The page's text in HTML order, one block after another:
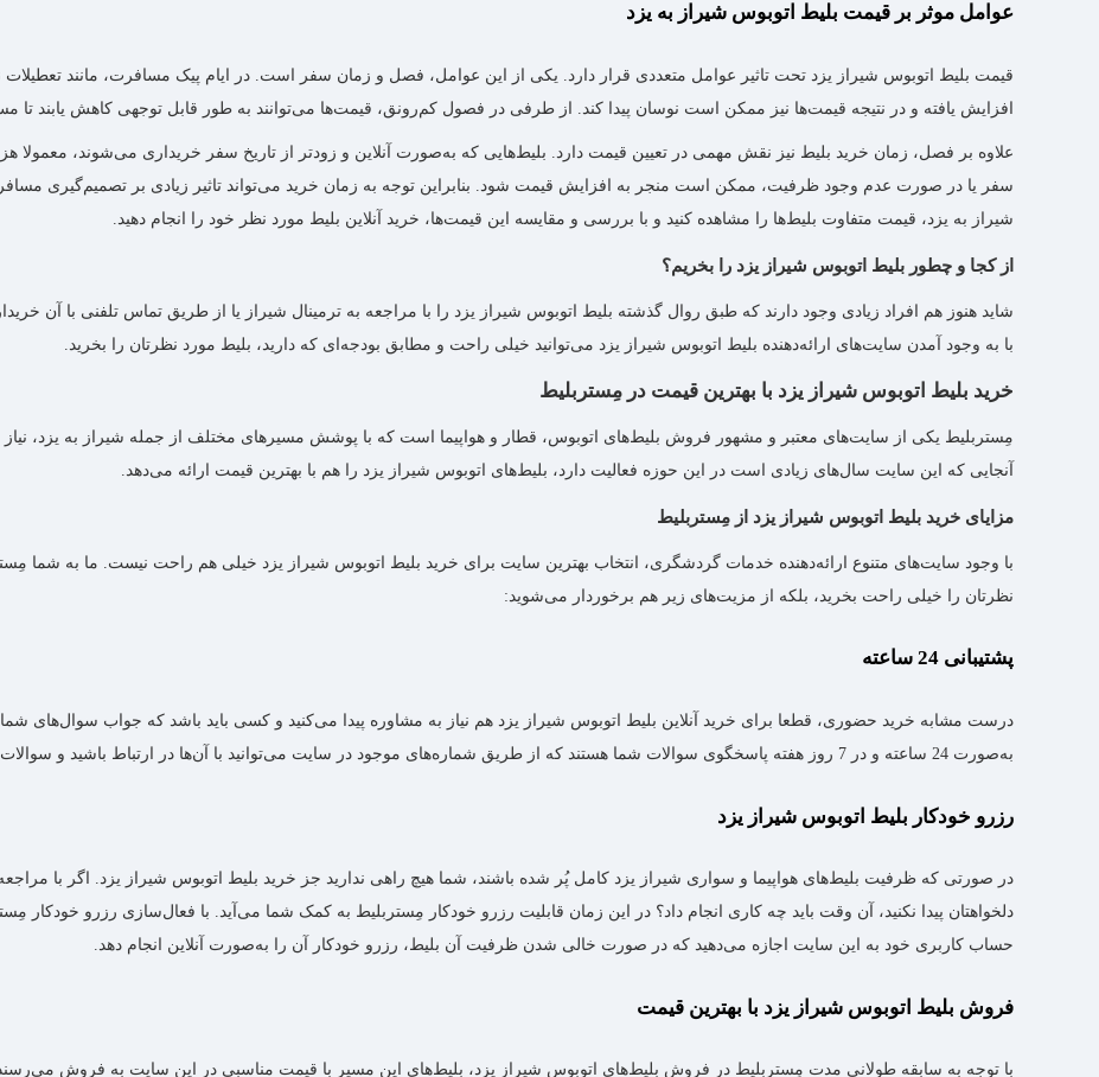
عوامل موثر بر قیمت بلیط اتوبوس شیراز به یزد
قیمت بلیط اتوبوس شیراز یزد تحت تاثیر عوامل متعددی قرار دارد. یکی از این عوامل، فصل و زمان سفر است. در ایام پیک مسافرت، مانند تعطیلات
افزایش یافته و در نتیجه قیمت‌ها نیز ممکن است نوسان پیدا کند. از طرفی در فصول کم‌رونق، قیمت‌ها می‌توانند به طور قابل توجهی کاهش یابند تا
علاوه بر فصل، زمان خرید بلیط نیز نقش مهمی در تعیین قیمت دارد. بلیط‌هایی که به‌‌صورت آنلاین و زودتر از تاریخ سفر خریداری می‌شوند، معمولا
سفر یا در صورت عدم وجود ظرفیت، ممکن است منجر به افزایش قیمت شود. بنابراین توجه به زمان خرید می‌تواند تاثیر زیادی بر تصمیم‌گیری
شیراز به یزد، قیمت متفاوت بلیط‌ها را مشاهده کنید و با بررسی و مقایسه این قیمت‌ها، خرید آنلاین بلیط مورد نظر خود را انجام دهید.
از کجا و چطور بلیط اتوبوس شیراز یزد را بخریم؟
شاید هنوز هم افراد زیادی وجود دارند که طبق روال گذشته بلیط اتوبوس شیراز یزد را با مراجعه به ترمینال شیراز یا از طریق تماس تلفنی با آن
با به وجود آمدن سایت‌های ارائه‌دهنده بلیط اتوبوس شیراز یزد می‌توانید خیلی راحت و مطابق بودجه‌ای که دارید، بلیط مورد نظرتان را بخرید.
خرید بلیط اتوبوس شیراز یزد با بهترین قیمت در مِستربلیط
مِستربلیط یکی از سایت‌های معتبر و مشهور فروش بلیط‌های اتوبوس، قطار و هواپیما است که با پوشش مسیرهای مختلف از جمله شیراز به یزد،
آنجایی که این سایت سال‌های زیادی است در این حوزه فعالیت دارد، بلیط‌های اتوبوس شیراز یزد را هم با بهترین قیمت ارائه می‌دهد.
مزایای خرید بلیط اتوبوس شیراز یزد از مِستربلیط
با وجود سایت‌های متنوع ارائه‌دهنده خدمات گردشگری، انتخاب بهترین سایت برای خرید بلیط اتوبوس شیراز یزد خیلی هم راحت نیست. ما به شما
نظرتان را خیلی راحت بخرید، بلکه از مزیت‌های زیر هم برخوردار می‌شوید:
پشتیبانی 24 ساعته
درست مشابه خرید حضوری، قطعا برای خرید آنلاین بلیط اتوبوس شیراز یزد هم نیاز به مشاوره پیدا می‌کنید و کسی باید باشد که جواب سوال‌های
به‌صورت 24 ساعته و در 7 روز هفته پاسخگوی سوالات شما هستند که از طریق شماره‌های موجود در سایت می‌توانید با آن‌ها در ارتباط باشید و سوالات خود را پیش از خرید بلیط اتوبوس شیراز یزد بپرسید.
رزرو خودکار بلیط اتوبوس شیراز یزد
در صورتی که ظرفیت بلیط‌های هواپیما و سواری شیراز یزد کامل پُر شده باشند، شما هیچ راهی ندارید جز خرید بلیط اتوبوس شیراز یزد. اگر با
دلخواهتان پیدا نکنید، آن وقت باید چه کاری انجام داد؟ در این زمان قابلیت رزرو خودکار مِستربلیط به کمک شما می‌آید. با فعال‌سازی رزرو خودکار
حساب کاربری خود به این سایت اجازه می‌دهید که در صورت خالی شدن ظرفیت آن بلیط، رزرو خودکار آن را به‌صورت آنلاین انجام دهد.
فروش بلیط اتوبوس شیراز یزد با بهترین قیمت
با توجه به سابقه طولانی مدت مِستربلیط در فروش بلیط‌های اتوبوس شیراز یزد، بلیط‌های این مسیر با قیمت مناسبی در این سایت به فروش